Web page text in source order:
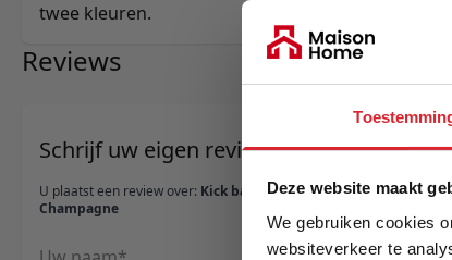
Deze website maakt
We gebruiken cookies
websiteverkeer te
twee kleuren.
Reviews
Schrijf uw eigen review
U plaatst een review over: Kick barkruk Roan -
Champagne